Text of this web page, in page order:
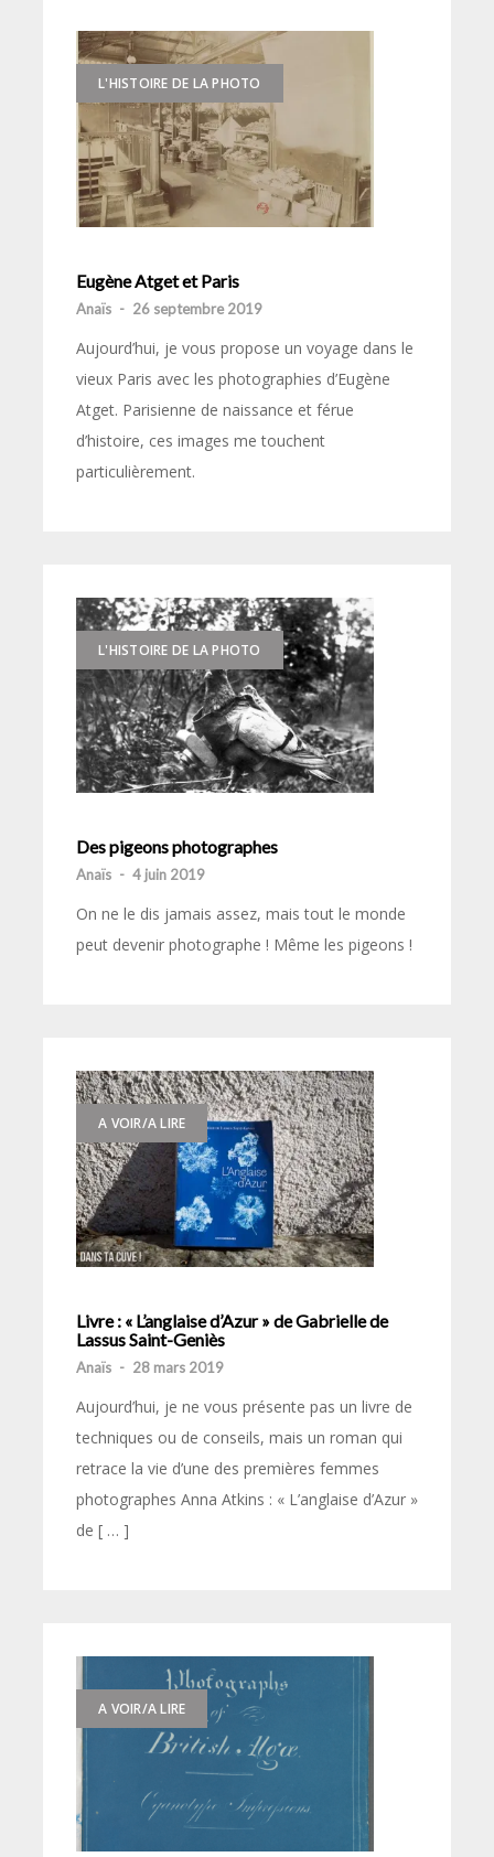
L'HISTOIRE DE LA PHOTO
Eugène Atget et Paris
Anaïs - 26 septembre 2019
Aujourd’hui, je vous propose un voyage dans le
vieux Paris avec les photographies d’Eugène
Atget. Parisienne de naissance et férue
d’histoire, ces images me touchent
particulièrement.
L'HISTOIRE DE LA PHOTO
Des pigeons photographes
Anaïs - 4 juin 2019
On ne le dis jamais assez, mais tout le monde
peut devenir photographe ! Même les pigeons !
A VOIR/A LIRE
Livre : « L’anglaise d’Azur » de Gabrielle de
Lassus Saint-Geniès
Anaïs - 28 mars 2019
Aujourd’hui, je ne vous présente pas un livre de
techniques ou de conseils, mais un roman qui
retrace la vie d’une des premières femmes
photographes Anna Atkins : « L’anglaise d’Azur »
de [ … ]
A VOIR/A LIRE